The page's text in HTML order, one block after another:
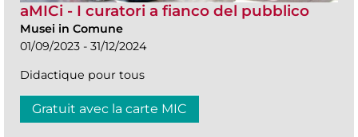
aMICi - I curatori a fianco del pubblico
Musei in Comune
01/09/2023 - 31/12/2024
Didactique pour tous
Gratuit avec la carte MIC